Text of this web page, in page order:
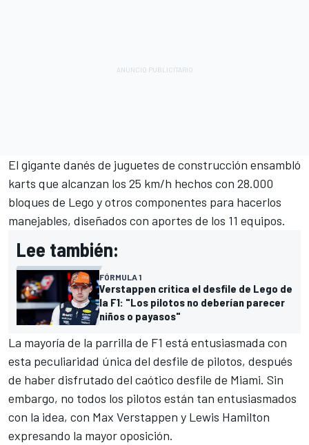
El gigante danés de juguetes de construcción ensambló
karts que alcanzan los 25 km/h hechos con 28.000
bloques de Lego y otros componentes para hacerlos
manejables, diseñados con aportes de los 11 equipos.
Lee también:
FÓRMULA 1
Verstappen critica el desfile de Lego de
la F1: "Los pilotos no deberían parecer
niños o payasos"
La mayoría de la parrilla de F1 está entusiasmada con
esta peculiaridad única del desfile de pilotos, después
de haber disfrutado del caótico desfile de Miami. Sin
embargo, no todos los pilotos están tan entusiasmados
con la idea, con Max Verstappen y Lewis Hamilton
expresando la mayor oposición.